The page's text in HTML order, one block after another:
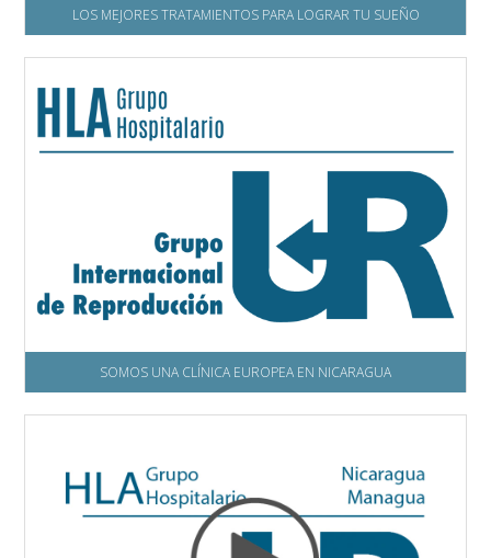
LOS MEJORES TRATAMIENTOS PARA LOGRAR TU SUEÑO
SOMOS UNA CLÍNICA EUROPEA EN NICARAGUA